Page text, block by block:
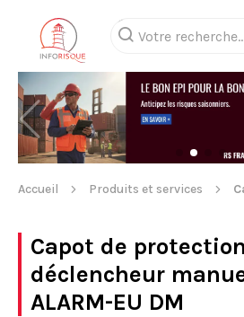
Accueil Produits et services
Capot de
déclencheur
ALARM-EU DM